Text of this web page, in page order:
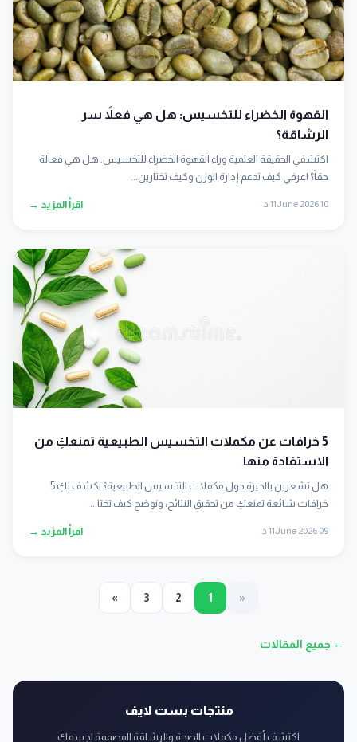
القهوة الخضراء للتخسيس: هل هي فعلاً سر
الرشاقة؟
اكتشفي الحقيقة العلمية وراء القهوة الخضراء للتخسيس. هل هي فعالة
حقاً؟ اعرفي كيف تدعم إدارة الوزن وكيف تختارين...
10 June 2026 11 د اقرأ المزيد →
5 خرافات عن مكملات التخسيس الطبيعية تمنعكِ من
الاستفادة منها
هل تشعرين بالحيرة حول مكملات التخسيس الطبيعية؟ نكشف لكِ 5
خرافات شائعة تمنعكِ من تحقيق النتائج، ونوضح كيف تختا...
09 June 2026 11 د اقرأ المزيد →
«
1
2
3
»
← جميع المقالات
منتجات بست لايف
اكتشف أفضل مكملات الصحة والرشاقة المصممة لجسمك